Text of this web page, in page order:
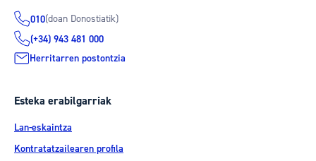
010(doan Donostiatik)
(+34) 943 481 000
Herritarren postontzia
Esteka erabilgarriak
Lan-eskaintza
Kontratatzailearen profila